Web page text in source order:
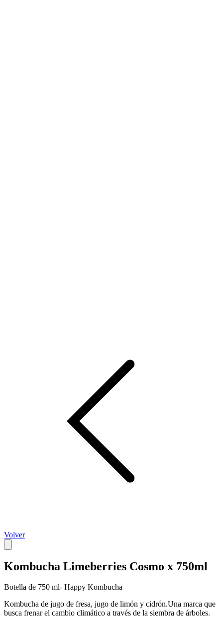
Volver
Kombucha Limeberries Cosmo x 750ml
Botella de 750 ml- Happy Kombucha
Kombucha de jugo de fresa, jugo de limón y cidrón.Una marca que
busca frenar el cambio climático a través de la siembra de árboles.